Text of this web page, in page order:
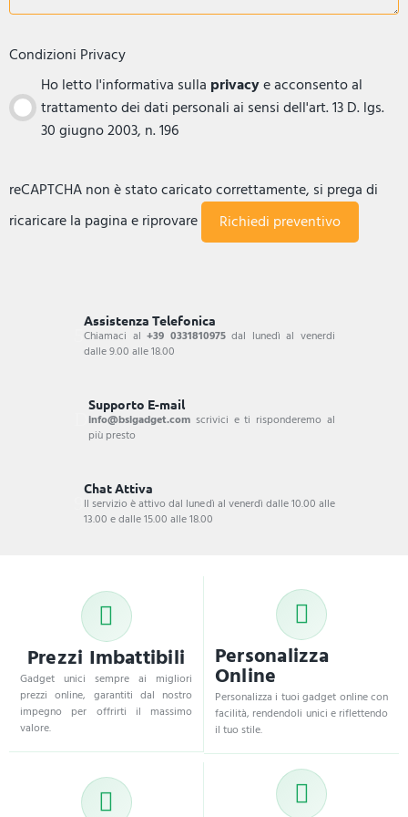
Condizioni Privacy
Ho letto l'informativa sulla privacye acconsento al
trattamento dei dati personali ai sensi dell'art. 13 D. lgs.
30 giugno 2003, n. 196
reCAPTCHA non è stato caricato correttamente, si prega di
ricaricare la pagina e riprovare
Assistenza Telefonica
Chiamaci al+39 0331810975dal lunedì al venerdi
dalle 9.00 alle 18.00
Supporto E-mail
info@bsigadget.com scrivici e ti risponderemo al
più presto
Chat Attiva
Il servizio è attivo dal lunedì al venerdì dalle 10.00 alle
13.00 e dalle 15.00 alle 18.00
Prezzi Imbattibili
Gadget unici sempre ai migliori
prezzi online, garantiti dal nostro
impegno per offrirti il massimo
valore.
Personalizza
Online
Personalizza i tuoi gadget online con
facilità, rendendoli unici e riflettendo
il tuo stile.